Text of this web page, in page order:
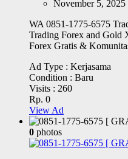
November 5, 2025
WA 0851-1775-6575
Trading Forex and Gold
Forex Gratis &
Ad Type : Kerjasama
Condition : Baru
Visits : 260
Rp. 0
View Ad
0 photos